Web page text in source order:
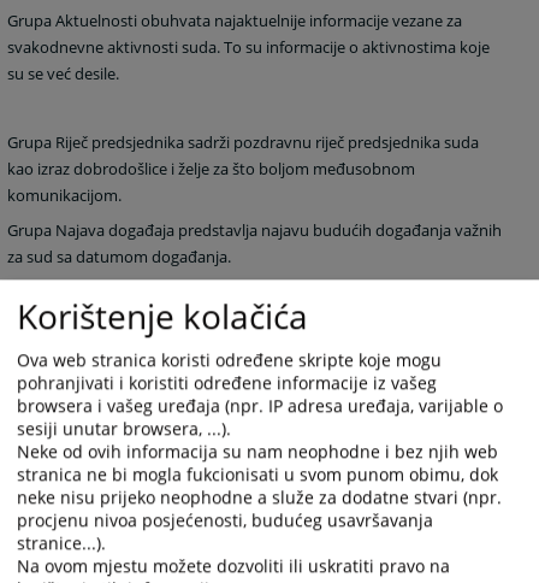
Grupa Aktuelnosti obuhvata najaktuelnije informacije vezane za
svakodnevne aktivnosti suda.To su informacije o aktivnostima koje
su se već desile.
Grupa Riječ predsjednika sadrži pozdravnu riječ predsjednika suda
kao izraz dobrodošlice i želje za što boljom međusobnom
komunikacijom.
Grupa Najava događaja predstavlja najavu budućih događanja važnih
za sud sa datumom događanja.
Grupa često postavljana pitanja prikazuje pitanja i odgovore koji su
najčešće postavljana sudu, a vezana su za rad suda ili druge aktivnosti
vezane za sam sud.
Grupa Raspored suđenja prikazuje detaljne informacije o suđenjima u
sudu za određeni vremenski period.
Grupa Vijesti iz pravosuđa obuhvata informacije koje su vezane za
pravosuđe BiH u cjelini.
Unutar svih grupa starije novosti i informacije osim onih koje su na
Korištenje kolačića
Ova web stranica koristi određene skripte koje mogu
pohranjivati i koristiti određene informacije iz vašeg
browsera i vašeg uređaja (npr. IP adresa uređaja, varijable o
sesiji unutar browsera, ...).
Neke od ovih informacija su nam neophodne i bez njih web
stranica ne bi mogla fukcionisati u svom punom obimu, dok
neke nisu prijeko neophodne a služe za dodatne stvari (npr.
procjenu nivoa posjećenosti, budućeg usavršavanja
stranice...).
Na ovom mjestu možete dozvoliti ili uskratiti pravo na